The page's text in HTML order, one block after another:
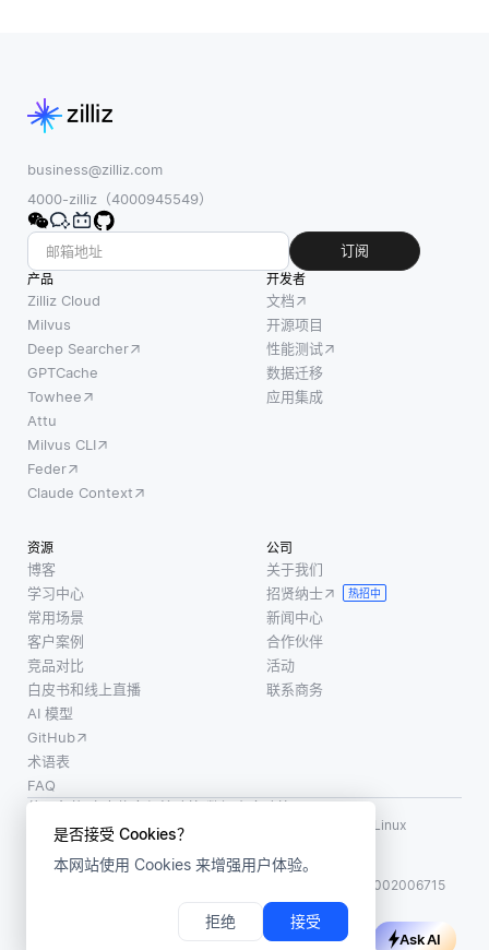
是否接受 Cookies？
本网站使用 Cookies 来增强用户体验。
拒绝 接受
business@zilliz.com
4000-zilliz（4000945549）
订阅
产品
Zilliz Cloud
Milvus
Deep Searcher
GPTCache
Towhee
Attu
Milvus CLI
Feder
Claude Context
开发者
文档
开源项目
性能测试
数据迁移
应用集成
资源
博客
学习中心
常用场景
客户案例
竞品对比
白皮书和线上直播
AI 模型
GitHub
术语表
FAQ
公司
关于我们
招贤纳士
热招中
新闻中心
合作伙伴
活动
联系商务
使用条款·个人信息保护政策·数据安全政策
LF AI、LF AI & Data、Milvus，以及相关的开源项目名称为 Linux
Foundation 所有商标
版权所有 ©2026 上海赜睿信息科技有限公司保留所有权利
沪公网安备31011002006715
Ask AI